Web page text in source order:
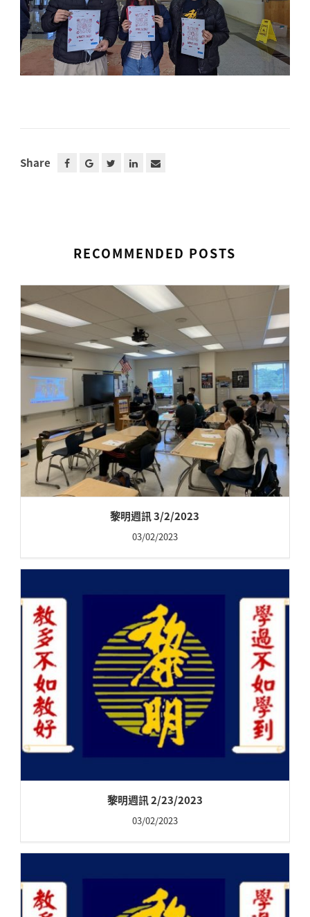
Share
RECOMMENDED POSTS
黎明週訊 3/2/2023
03/02/2023
黎明週訊 2/23/2023
03/02/2023